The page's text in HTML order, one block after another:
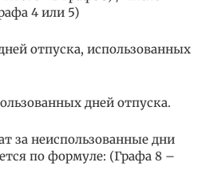
4 или 5)
отпуска, использованных
дней отпуска.
за неиспользованные дни
по формуле: (Графа 8 –